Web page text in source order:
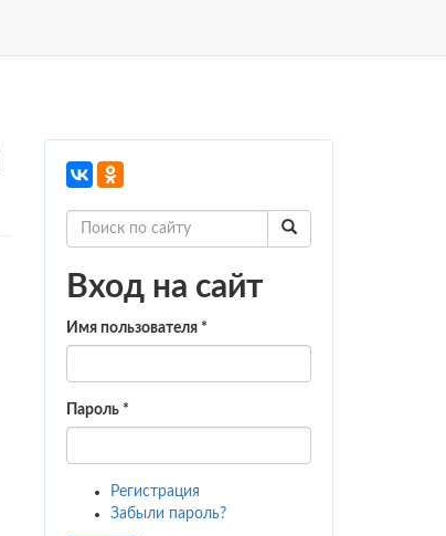
Вход на сайт
Имя пользователя *
Пароль *
Регистрация
Забыли пароль?